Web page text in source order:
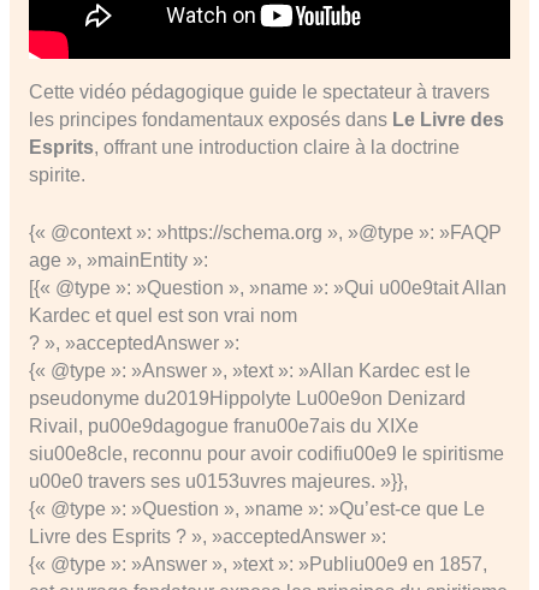
Cette vidéo pédagogique guide le spectateur à travers
les principes fondamentaux exposés dans Le Livre des
Esprits, offrant une introduction claire à la doctrine
spirite.
{« @context »: »https://schema.org », »@type »: »FAQP
age », »mainEntity »:
[{« @type »: »Question », »name »: »Qui u00e9tait Allan
Kardec et quel est son vrai nom
? », »acceptedAnswer »:
{« @type »: »Answer », »text »: »Allan Kardec est le
pseudonyme du2019Hippolyte Lu00e9on Denizard
Rivail, pu00e9dagogue franu00e7ais du XIXe
siu00e8cle, reconnu pour avoir codifiu00e9 le spiritisme
u00e0 travers ses u0153uvres majeures. »}},
{« @type »: »Question », »name »: »Qu’est-ce que Le
Livre des Esprits ? », »acceptedAnswer »:
{« @type »: »Answer », »text »: »Publiu00e9 en 1857,